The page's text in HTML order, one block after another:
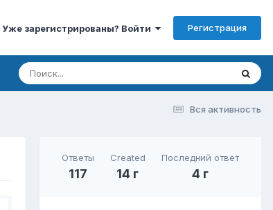
Уже зарегистрированы? Войти Регистрация
Вся активность
Ответы
117
Created
14 г
Последний ответ
4 г